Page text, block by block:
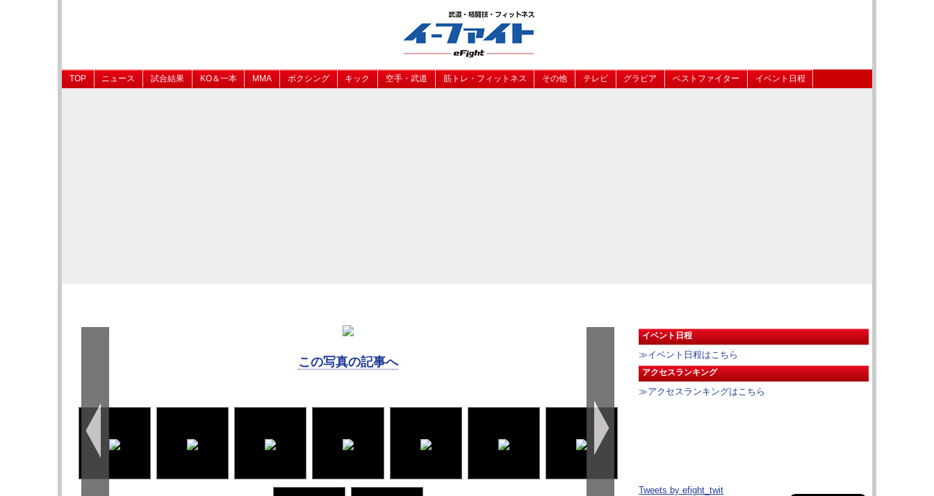
TOP ニュース 試合結果 KO＆一本 MMA ボクシング キック 空手・武道 筋トレ・フィットネス その他 テレビ グラビア ベストファイター イベント日程
この写真の記事へ
イベント日程
≫イベント日程はこちら
アクセスランキング
≫アクセスランキングはこちら
Tweets by efight_twit